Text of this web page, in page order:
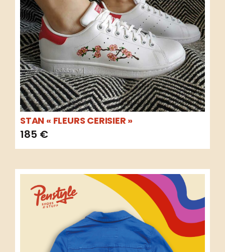
STAN « FLEURS CERISIER »
185 €